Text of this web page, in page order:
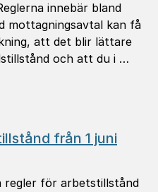
innebär bland
mottagningsavtal kan få
att det blir lättare
och att du i …
från 1 juni
regler för arbetstillstånd